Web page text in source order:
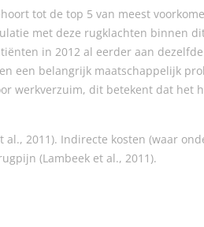
tot de top 5 van meest
met deze rugklachten binnen
in 2012 al eerder aan
een belangrijk maatschappelijk
werkverzuim, dit betekent dat het
2011). Indirecte kosten (waar
(Lambeek et al., 2011).